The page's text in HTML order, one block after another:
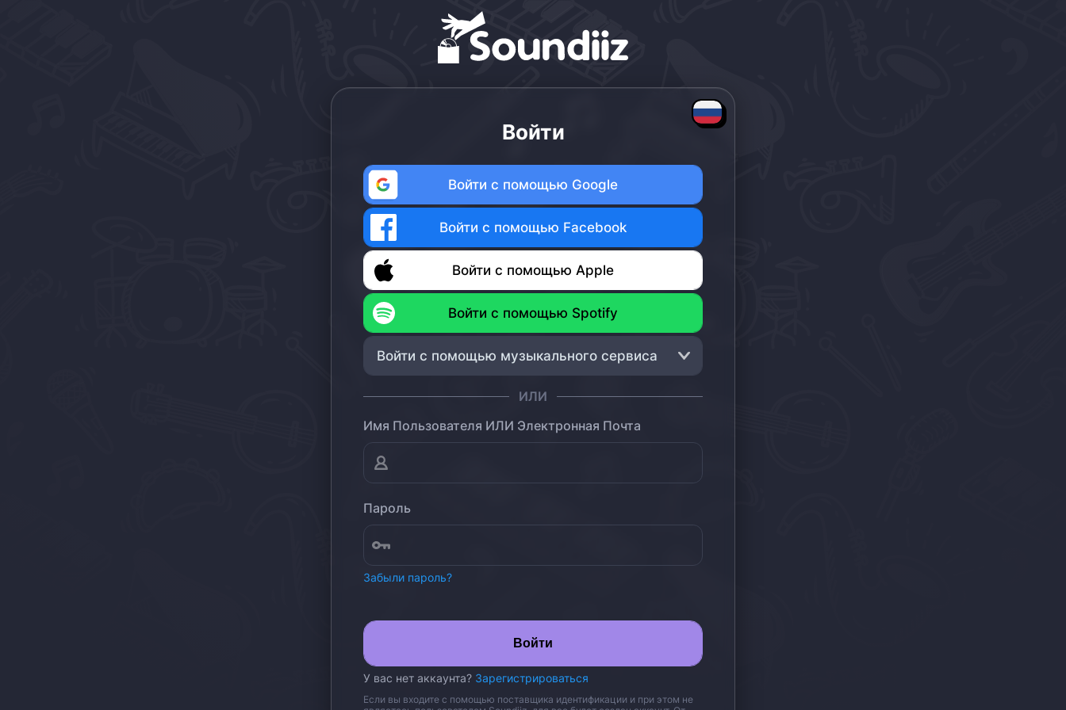
Войти
Войти с помощью Google
Войти с помощью Facebook
Войти с помощью Apple
Войти с помощью Spotify
Войти с помощью музыкального сервиса
ИЛИ
Имя Пользователя ИЛИ Электронная Почта
Пароль
Забыли пароль?
Войти
У вас нет аккаунта? Зарегистрироваться
Если вы входите с помощью поставщика идентификации и при этом не